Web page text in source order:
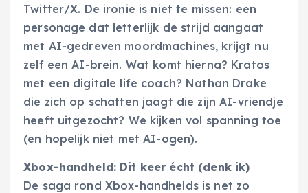
Twitter/X. De ironie is niet te missen: een
personage dat letterlijk de strijd aangaat
met AI-gedreven moordmachines, krijgt nu
zelf een AI-brein. Wat komt hierna? Kratos
met een digitale life coach? Nathan Drake
die zich op schatten jaagt die zijn AI-vriendje
heeft uitgezocht? We kijken vol spanning toe
(en hopelijk niet met AI-ogen).
Xbox-handheld: Dit keer écht (denk ik)
De saga rond Xbox-handhelds is net zo